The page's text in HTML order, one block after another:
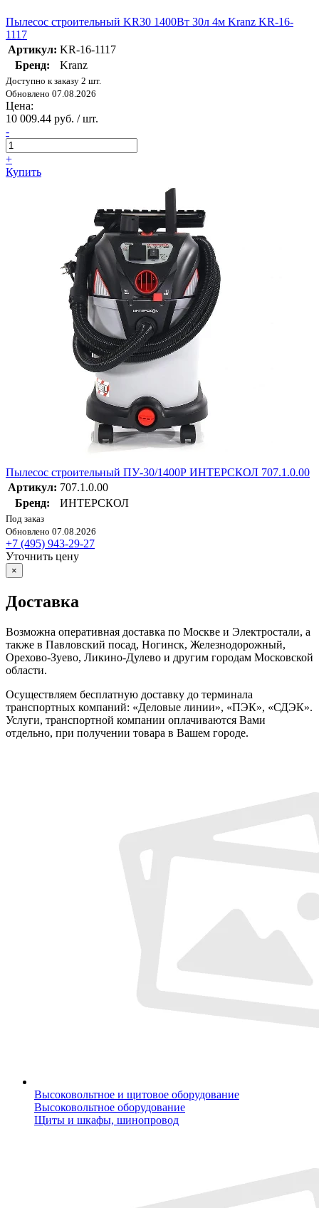
Пылесос строительный KR30 1400Вт 30л 4м Kranz KR-16-
1117
Артикул: KR-16-1117
Бренд:
Kranz
Доступно к заказу 2 шт.
Обновлено 07.08.2026
Цена:
10 009.44 руб. / шт.
-
+
Купить
Пылесос строительный ПУ-30/1400Р ИНТЕРСКОЛ 707.1.0.00
Артикул: 707.1.0.00
Бренд:
ИНТЕРСКОЛ
Под заказ
Обновлено 07.08.2026
+7 (495) 943-29-27
Уточнить цену
×
Доставка
Возможна оперативная доставка по Москве и Электростали, а
также в Павловский посад, Ногинск, Железнодорожный,
Орехово-Зуево, Ликино-Дулево и другим городам Московской
области.
Осуществляем бесплатную доставку до терминала
транспортных компаний: «Деловые линии», «ПЭК», «СДЭК».
Услуги, транспортной компании оплачиваются Вами
отдельно, при получении товара в Вашем городе.
Высоковольтное и щитовое оборудование
Высоковольтное оборудование
Щиты и шкафы, шинопровод